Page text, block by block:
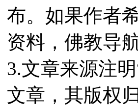
布。如果作者
资料，佛教导
3.文章来源注
文章，其版权